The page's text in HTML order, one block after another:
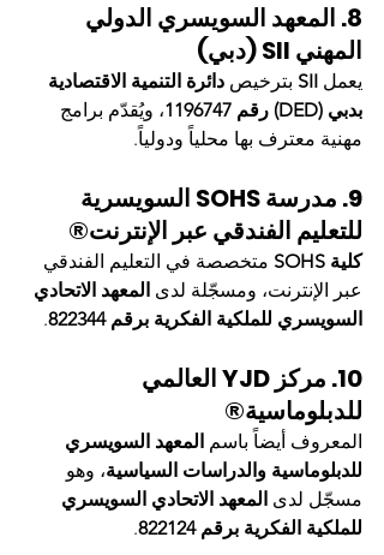
8. المعهد السويسري الدولي
المهني SII (دبي)
يعمل SII بترخيص دائرة التنمية الاقتصادية
بدبي (DED) رقم 1196747
، ويُقدّم برامج
مهنية معترف بها محلياً ودولياً.
9. مدرسة SOHS السويسرية
للتعليم الفندقي عبر الإنترنت®
كلية SOHS
متخصصة في التعليم الفندقي
عبر الإنترنت، ومسجّلة لدى المعهد الاتحادي
السويسري للملكية الفكرية برقم 822344
.
10. مركز YJD العالمي
للدبلوماسية®
المعروف أيضاً باسم المعهد السويسري
للدبلوماسية والدراسات السياسية، وهو
مسجّل لدى المعهد الاتحادي السويسري
للملكية الفكرية برقم 822124
.